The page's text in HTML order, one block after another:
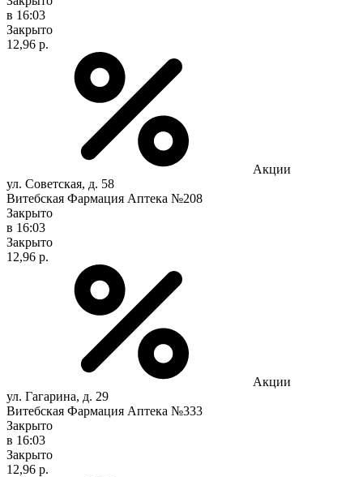
в 16:03
Закрыто
12,96 р.
Акции
ул. Советская, д. 58
Витебская Фармация Аптека №208
Закрыто
в 16:03
Закрыто
12,96 р.
Акции
ул. Гагарина, д. 29
Витебская Фармация Аптека №333
Закрыто
в 16:03
Закрыто
12,96 р.